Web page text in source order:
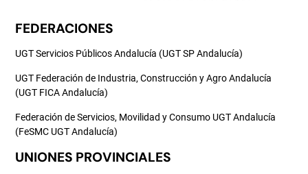
FEDERACIONES
UGT Servicios Públicos Andalucía (UGT SP Andalucía)
UGT Federación de Industria, Construcción y Agro Andalucía
(UGT FICA Andalucía)
Federación de Servicios, Movilidad y Consumo UGT Andalucía
(FeSMC UGT Andalucía)
UNIONES PROVINCIALES